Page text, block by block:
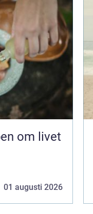
01 augusti 2026